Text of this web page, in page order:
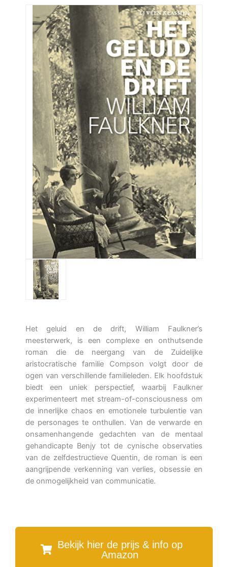
Het geluid en de drift, William Faulkner’s
meesterwerk, is een complexe en onthutsende
roman die de neergang van de Zuidelijke
aristocratische familie Compson volgt door de
ogen van verschillende familieleden. Elk hoofdstuk
biedt een uniek perspectief, waarbij Faulkner
experimenteert met stream-of-consciousness om
de innerlijke chaos en emotionele turbulentie van
de personages te onthullen. Van de verwarde en
onsamenhangende gedachten van de mentaal
gehandicapte Benjy tot de cynische observaties
van de zelfdestructieve Quentin, de roman is een
aangrijpende verkenning van verlies, obsessie en
de onmogelijkheid van communicatie.
Bekijk hier de prijs & info op
Amazon